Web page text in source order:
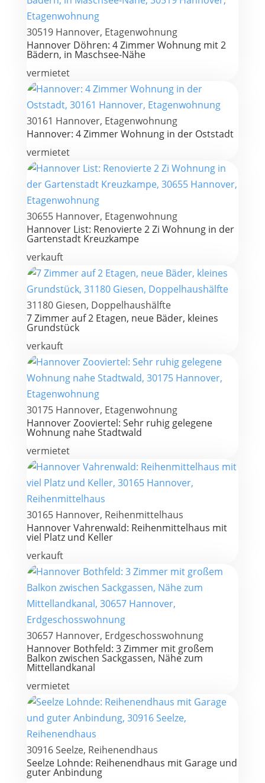
30519 Hannover, Etagenwohnung
Hannover Döhren: 4 Zimmer Wohnung mit 2
Bädern, in Maschsee-Nähe
vermietet
30161 Hannover, Etagenwohnung
Hannover: 4 Zimmer Wohnung in der Oststadt
vermietet
30655 Hannover, Etagenwohnung
Hannover List: Renovierte 2 Zi Wohnung in der
Gartenstadt Kreuzkampe
verkauft
31180 Giesen, Doppelhaushälfte
7 Zimmer auf 2 Etagen, neue Bäder, kleines
Grundstück
verkauft
30175 Hannover, Etagenwohnung
Hannover Zooviertel: Sehr ruhig gelegene
Wohnung nahe Stadtwald
vermietet
30165 Hannover, Reihenmittelhaus
Hannover Vahrenwald: Reihenmittelhaus mit
viel Platz und Keller
verkauft
30657 Hannover, Erdgeschosswohnung
Hannover Bothfeld: 3 Zimmer mit großem
Balkon zwischen Sackgassen, Nähe zum
Mittellandkanal
vermietet
30916 Seelze, Reihenendhaus
Seelze Lohnde: Reihenendhaus mit Garage und
guter Anbindung